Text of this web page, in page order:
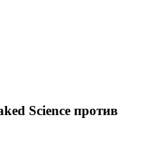
Science против